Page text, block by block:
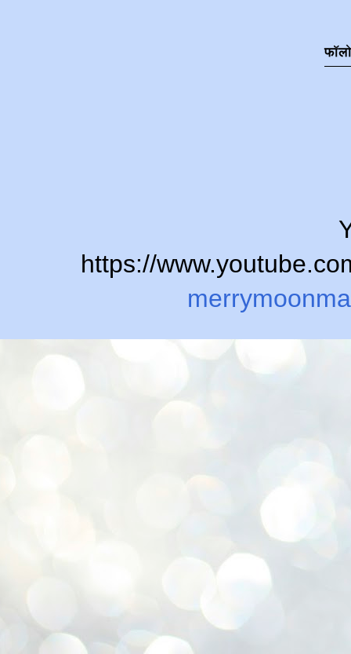
https://